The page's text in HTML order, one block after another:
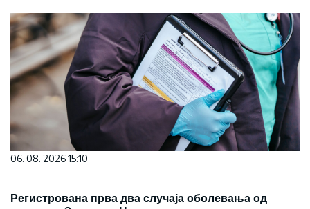
06. 08. 2026 15:10
Регистрована прва два случаја оболевања од